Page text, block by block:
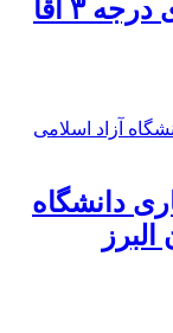
۳ آقا
دانشگاه